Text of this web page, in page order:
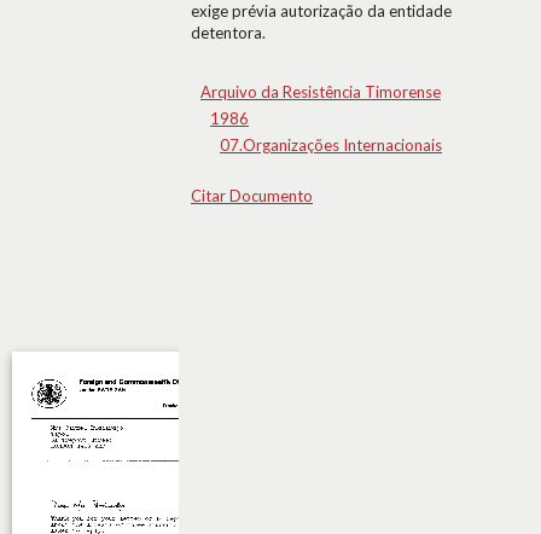
exige prévia autorização da entidade
detentora.
Arquivo da Resistência Timorense
1986
07.Organizações Internacionais
Citar Documento